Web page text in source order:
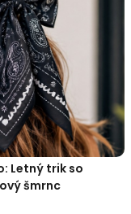
Letný trik so
šmrnc